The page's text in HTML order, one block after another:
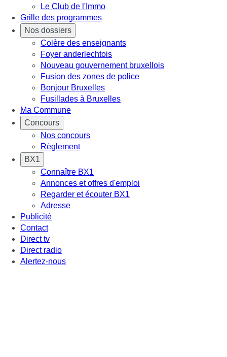
Le Club de l'Immo
Grille des programmes
Nos dossiers
Colère des enseignants
Foyer anderlechtois
Nouveau gouvernement bruxellois
Fusion des zones de police
Bonjour Bruxelles
Fusillades à Bruxelles
Ma Commune
Concours
Nos concours
Règlement
BX1
Connaître BX1
Annonces et offres d'emploi
Regarder et écouter BX1
Adresse
Publicité
Contact
Direct tv
Direct radio
Alertez-nous